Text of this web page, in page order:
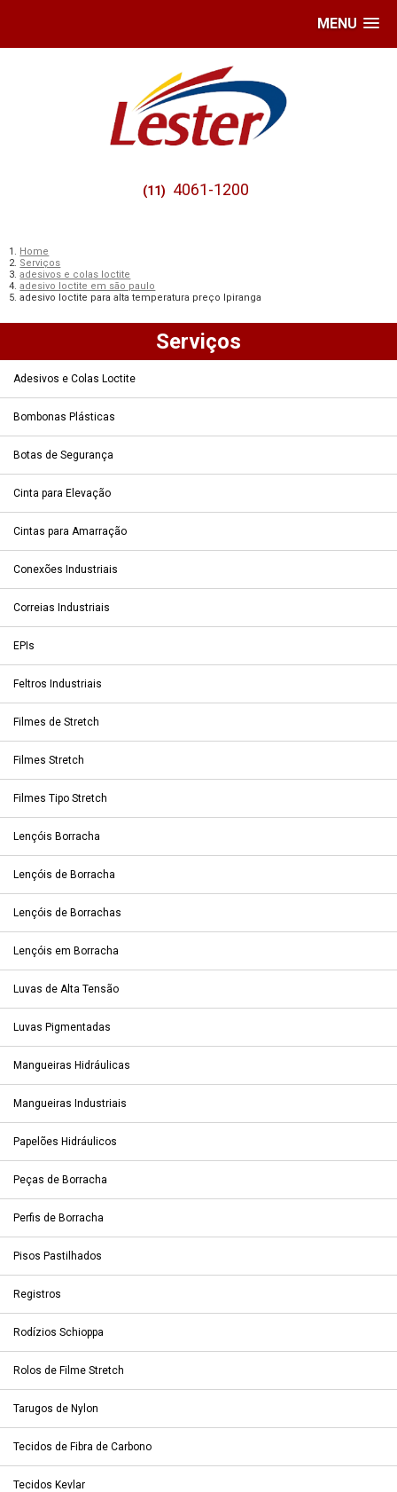
MENU
(11) 4061-1200
Home
Serviços
adesivos e colas loctite
adesivo loctite em são paulo
adesivo loctite para alta temperatura preço Ipiranga
Serviços
Adesivos e Colas Loctite
Bombonas Plásticas
Botas de Segurança
Cinta para Elevação
Cintas para Amarração
Conexões Industriais
Correias Industriais
EPIs
Feltros Industriais
Filmes de Stretch
Filmes Stretch
Filmes Tipo Stretch
Lençóis Borracha
Lençóis de Borracha
Lençóis de Borrachas
Lençóis em Borracha
Luvas de Alta Tensão
Luvas Pigmentadas
Mangueiras Hidráulicas
Mangueiras Industriais
Papelões Hidráulicos
Peças de Borracha
Perfis de Borracha
Pisos Pastilhados
Registros
Rodízios Schioppa
Rolos de Filme Stretch
Tarugos de Nylon
Tecidos de Fibra de Carbono
Tecidos Kevlar